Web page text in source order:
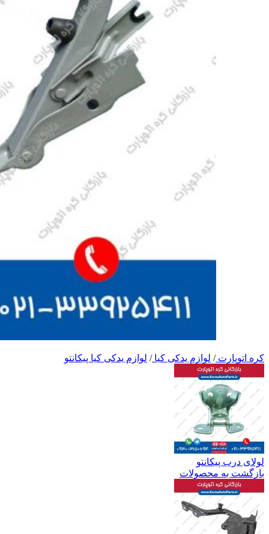
کره اتوپارت/ لوازم یدکی کیا/ لوازم یدکی کیا پیکانتو
لولای درب پیکانتو
بازگشت به محصولات